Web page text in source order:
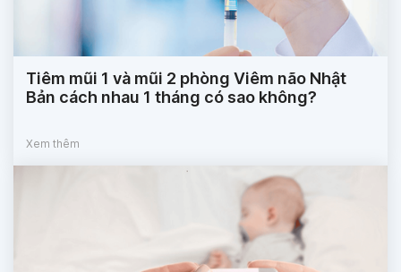
Tiêm mũi 1 và mũi 2 phòng Viêm não Nhật
Bản cách nhau 1 tháng có sao không?
Xem thêm